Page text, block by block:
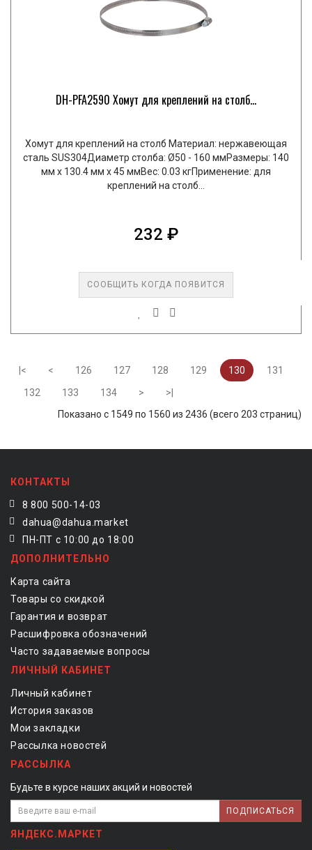
DH-PFA2590 Хомут для креплений на столб...
Хомут для креплений на столб Материал: нержавеющая
сталь SUS304Диаметр столба: Ø50 - 160 ммРазмеры: 140
мм x 130.4 мм x 45 ммВес: 0.03 кгПрименение: для
креплений на столб...
232 ₽
СООБЩИТЬ КОГДА ПОЯВИТСЯ
|< < 126 127 128 129 130
131
132
133 134 >
>|
Показано с 1549 по 1560 из 2436 (всего 203 страниц)
КОНТАКТЫ
8 800 500-14-03
dahua@dahua.market
ПН-ПТ с 10:00 до 18:00
ДОПОЛНИТЕЛЬНО
Карта сайта
Товары со скидкой
Гарантия и возврат
Расшифровка обозначений
Часто задаваемые вопросы
ЛИЧНЫЙ КАБИНЕТ
Личный кабинет
История заказов
Мои закладки
Рассылка новостей
РАССЫЛКА
Будьте в курсе наших акций и новостей
ПОДПИСАТЬСЯ
ЯНДЕКС.МАРКЕТ